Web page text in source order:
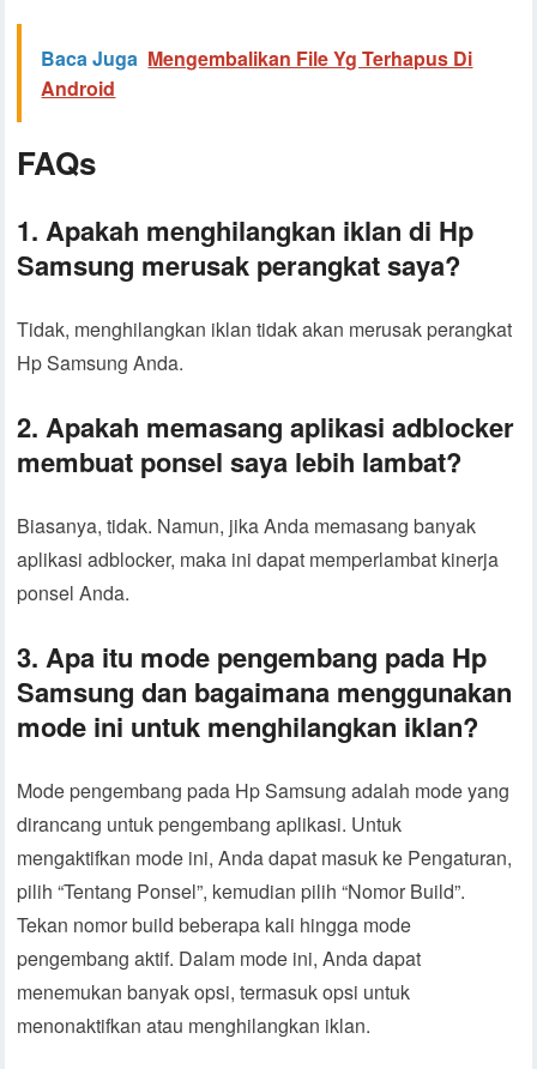
Baca Juga Mengembalikan File Yg Terhapus Di
Android
FAQs
1. Apakah menghilangkan iklan di Hp
Samsung merusak perangkat saya?
Tidak, menghilangkan iklan tidak akan merusak perangkat
Hp Samsung Anda.
2. Apakah memasang aplikasi adblocker
membuat ponsel saya lebih lambat?
Biasanya, tidak. Namun, jika Anda memasang banyak
aplikasi adblocker, maka ini dapat memperlambat kinerja
ponsel Anda.
3. Apa itu mode pengembang pada Hp
Samsung dan bagaimana menggunakan
mode ini untuk menghilangkan iklan?
Mode pengembang pada Hp Samsung adalah mode yang
dirancang untuk pengembang aplikasi. Untuk
mengaktifkan mode ini, Anda dapat masuk ke Pengaturan,
pilih “Tentang Ponsel”, kemudian pilih “Nomor Build”.
Tekan nomor build beberapa kali hingga mode
pengembang aktif. Dalam mode ini, Anda dapat
menemukan banyak opsi, termasuk opsi untuk
menonaktifkan atau menghilangkan iklan.